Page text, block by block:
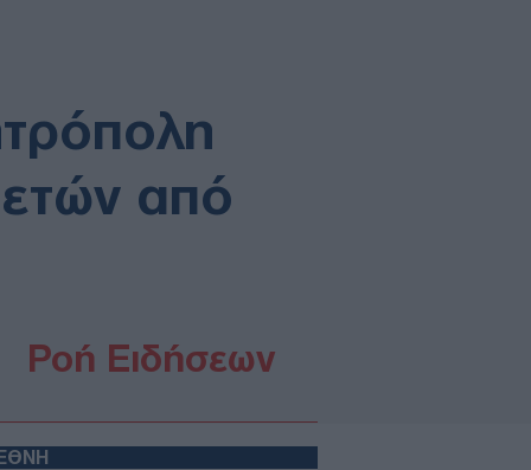
ΤΕΧΝΟΛΟΓΙΑ
από
Ροή Ειδήσεων